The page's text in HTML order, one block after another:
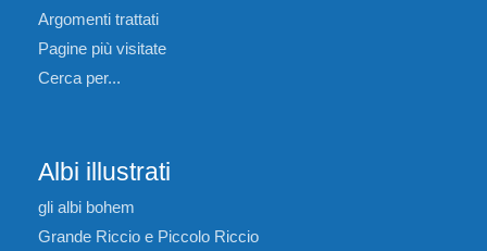
Argomenti trattati
Pagine più visitate
Cerca per...
Albi illustrati
gli albi bohem
Grande Riccio e Piccolo Riccio